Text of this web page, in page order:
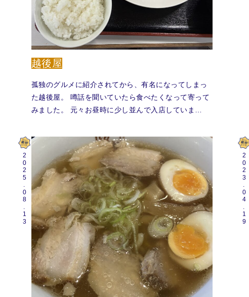
越後屋
孤独のグルメに紹介されてから、有名になってしまっ
た越後屋。 噂話を聞いていたら食べたくなって寄って
みました。 元々お昼時に少し並んで入店していま…
2025.08.13 2023.04.19